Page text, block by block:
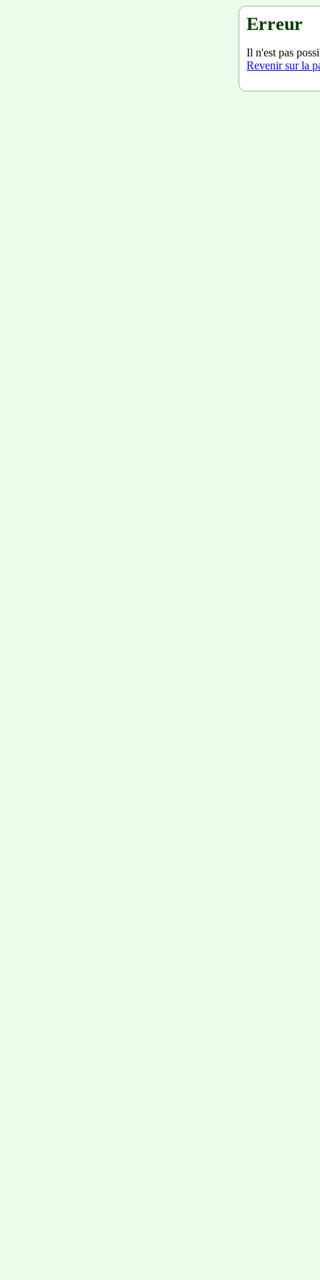
Erreur
Il n'est pas
Revenir sur la